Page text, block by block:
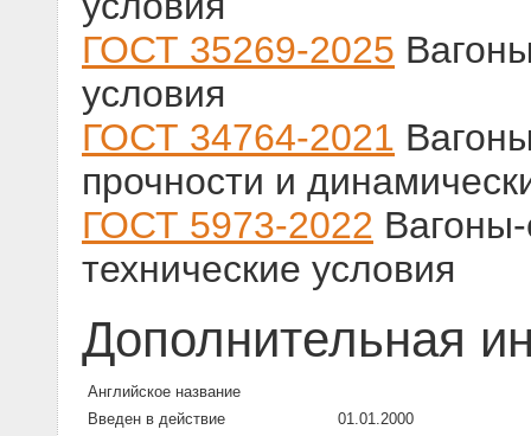
ГОСТ 35269-2025
условия
ГОСТ 34764-2021
прочности и
ГОСТ 5973-2022
технические условия
Дополнительная
Английское название
Введен в действие
01.01.2000